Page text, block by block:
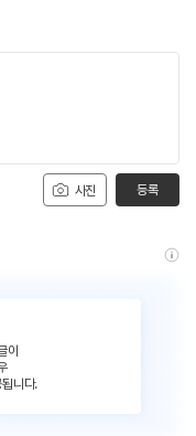
사진 등록
이
니다.